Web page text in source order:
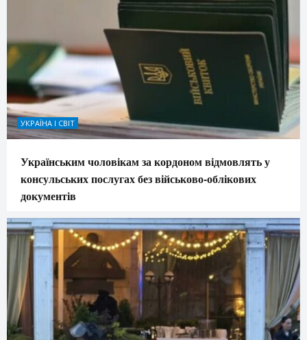
УКРАЇНА І СВІТ
Українським чоловікам за кордоном відмовлять у
консульських послугах без військово-облікових
документів